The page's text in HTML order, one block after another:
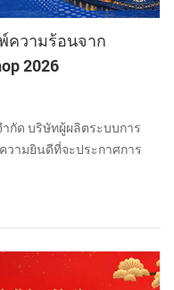
ความร้อนจาก
2026
กัด บริษัทผู้ผลิตระบบการ
วามยินดีที่จะประกาศการ
22-26 กุมภาพันธ์ ขอเชิญ
เพื่อสำรวจอนาคตของ
ออนาคตของนวัตกรรมค้า